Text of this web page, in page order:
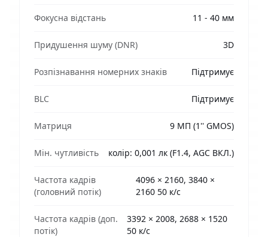
Фокусна відстань 11 - 40 мм
Придушення шуму (DNR) 3D
Розпізнавання номерних знаків Підтримує
BLC Підтримує
Матриця 9 МП (1'' GMOS)
Мін. чутливість колір: 0,001 лк (F1.4, AGC ВКЛ.)
Частота кадрів
(головний потік)
4096 × 2160, 3840 ×
2160 50 к/с
Частота кадрів (доп.
потік)
3392 × 2008, 2688 × 1520
50 к/с